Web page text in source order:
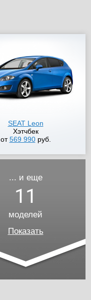
SEAT Leon
Хэтчбек
от569 990руб.
... и еще
11
моделей
Показать